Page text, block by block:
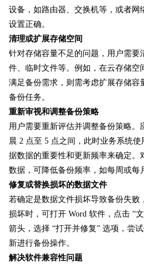
设备，如路由器、交换机等，或者
设置正确。
清理或扩展存储空间
针对存储容量不足的问题，用户需
件、临时文件等。例如，在云存储
满足备份需求，则需考虑扩展存储
备份任务。
重新审视和调整备份策略
用户需要重新评估并调整备份策略
晨 2 点至 5 点之间，此时业务系统
据数据的重要性和更新频率来确定
数据，可降低备份频率，如每周或每
修复或替换损坏的数据文件
若确定是数据文件损坏导致备份失
损坏时，可打开 Word 软件，点击 “
箭头，选择 “打开并修复” 选项，尝
新进行备份操作。
解决软件兼容性问题